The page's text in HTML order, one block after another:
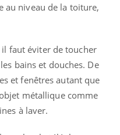
au niveau de la toiture,
il faut éviter de toucher
bains et douches. De
et fenêtres autant que
métallique comme
à laver.